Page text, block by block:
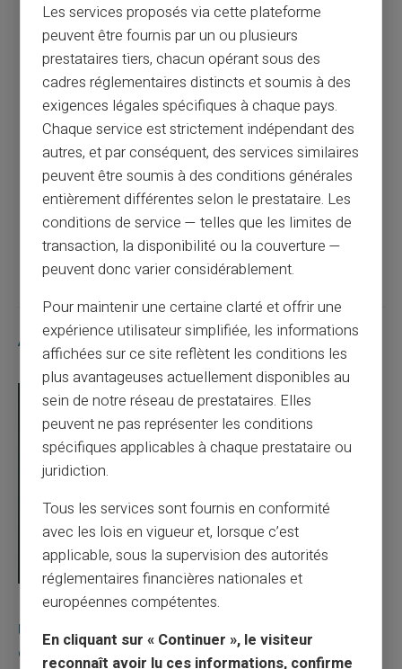
éviter les fausses agences et arnaques aux
billets ?
Article précédent
Je suis FICP, interdit bancaire, puis-je
obtenir une carte de paiement prépayée ?
Article suivant
Articles similaires
03/08/2026 Veritas Carte prépayée
Une carte bancaire gratuite sans compte, ça
existe ?
Les services proposés via cette plateforme
peuvent être fournis par un ou plusieurs
prestataires tiers, chacun opérant sous des
cadres réglementaires distincts et soumis à des
exigences légales spécifiques à chaque pays.
Chaque service est strictement indépendant des
autres, et par conséquent, des services similaires
peuvent être soumis à des conditions générales
entièrement différentes selon le prestataire. Les
conditions de service — telles que les limites de
transaction, la disponibilité ou la couverture —
peuvent donc varier considérablement.
Pour maintenir une certaine clarté et offrir une
expérience utilisateur simplifiée, les informations
affichées sur ce site reflètent les conditions les
plus avantageuses actuellement disponibles au
sein de notre réseau de prestataires. Elles
peuvent ne pas représenter les conditions
spécifiques applicables à chaque prestataire ou
juridiction.
Tous les services sont fournis en conformité
avec les lois en vigueur et, lorsque c’est
applicable, sous la supervision des autorités
réglementaires financières nationales et
européennes compétentes.
En cliquant sur « Continuer », le visiteur
reconnaît avoir lu ces informations, confirme